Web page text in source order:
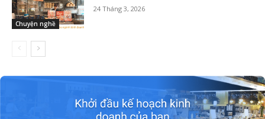
Chuyện nghề
24 Tháng 3, 2026